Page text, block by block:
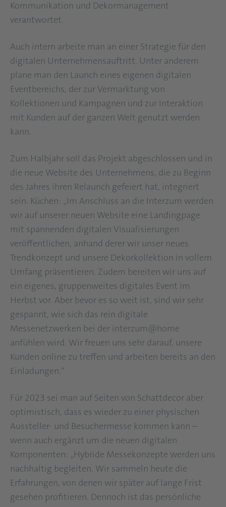
Kommunikation und Dekormanagement
verantwortet.
Auch intern arbeite man an einer Strategie für den
digitalen Unternehmensauftritt. Unter anderem
plane man den Launch eines eigenen digitalen
Eventbereichs, der zur Vermarktung von
Kollektionen und Kampagnen und zur Interaktion
mit Kunden auf der ganzen Welt genutzt werden
kann.
Zum Halbjahr soll das Projekt abgeschlossen und in
die neue Website des Unternehmens, die zu Beginn
des Jahres ihren Relaunch gefeiert hat, integriert
sein. Küchen: „Im Anschluss an die Interzum werden
wir auf unserer neuen Website eine Landingpage
mit spannenden digitalen Visualisierungen
veröffentlichen, anhand derer wir unser neues
Trendkonzept und unsere Dekorkollektion in vollem
Umfang präsentieren. Zudem bereiten wir uns auf
ein eigenes, gruppenweites digitales Event im
Herbst vor. Aber bevor es so weit ist, sind wir sehr
gespannt, wie sich das rein digitale
Messenetzwerken bei der interzum@home
anfühlen wird. Wir freuen uns sehr darauf, unsere
Kunden online zu treffen und arbeiten bereits an den
Einladungen.“
Für 2023 sei man auf Seiten von Schattdecor aber
optimistisch, dass es wieder zu einer physischen
Aussteller- und Besuchermesse kommen kann –
wenn auch ergänzt um die neuen digitalen
Komponenten: „Hybride Messekonzepte werden uns
nachhaltig begleiten. Wir sammeln heute die
Erfahrungen, von denen wir später auf lange Frist
gesehen profitieren. Dennoch ist das persönliche